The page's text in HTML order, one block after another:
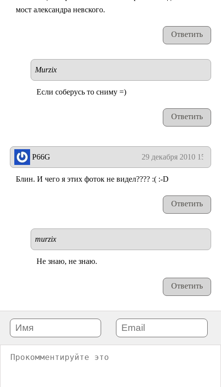
мост александра невского.
Ответить
Murzix
Если соберусь то сниму =)
Ответить
P66G 29 декабря 2010 15:01
Блин. И чего я этих фоток не видел???? :( :-D
Ответить
murzix
Не знаю, не знаю.
Ответить